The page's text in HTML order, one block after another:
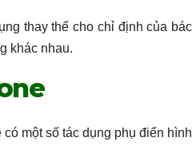
thay thế cho chỉ định của
khác nhau.
một số tác dụng phụ điển